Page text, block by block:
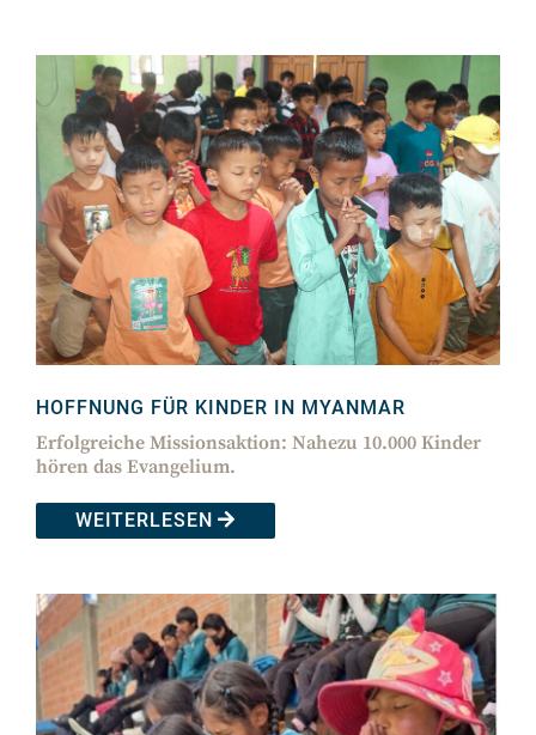
HOFFNUNG FÜR KINDER IN MYANMAR
Erfolgreiche Missionsaktion: Nahezu 10.000 Kinder
hören das Evangelium.
WEITERLESEN